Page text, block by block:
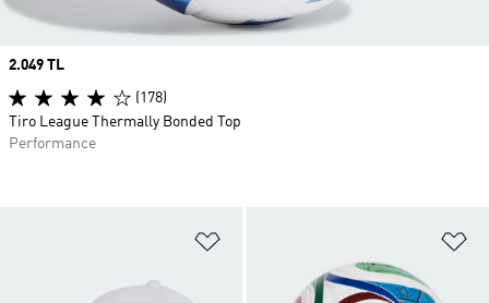
Price
2.049 TL
(178)
Tiro League Thermally Bonded Top
Performance